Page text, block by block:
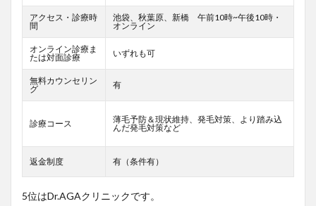
アクセス・診療時
間
池袋、秋葉原、新橋 午前10時~午後10時・
オンライン
オンライン診療ま
たは対面診療
いずれも可
無料カウンセリン
グ
有
診療コース
薄毛予防＆現状維持、発毛対策、より踏み込
んだ発毛対策など
返金制度 有（条件有）
5位はDr.AGAクリニックです。